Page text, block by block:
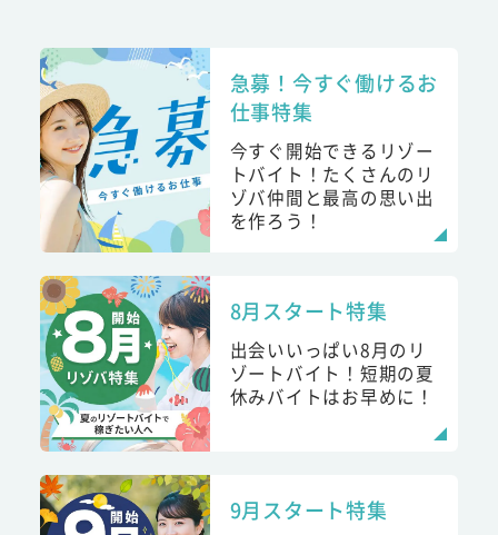
急募！今すぐ働けるお
仕事特集
今すぐ開始できるリゾー
トバイト！たくさんのリ
ゾバ仲間と最高の思い出
を作ろう！
8月スタート特集
出会いいっぱい8月のリ
ゾートバイト！短期の夏
休みバイトはお早めに！
9月スタート特集